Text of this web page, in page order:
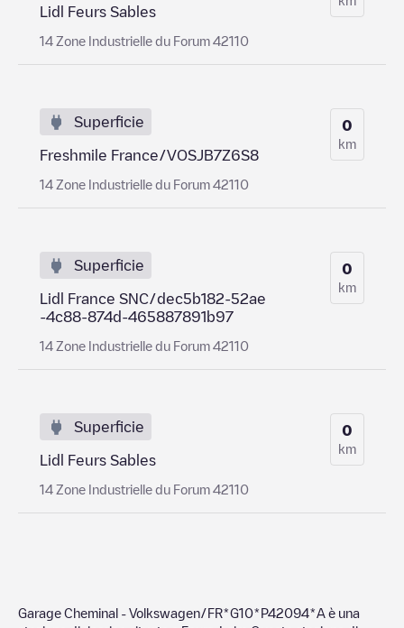
Lidl Feurs Sables
14 Zone Industrielle du Forum 42110
Superficie
Freshmile France/VOSJB7Z6S8
14 Zone Industrielle du Forum 42110
0
km
Superficie
Lidl France SNC/dec5b182-52ae
-4c88-874d-465887891b97
14 Zone Industrielle du Forum 42110
0
km
Superficie
Lidl Feurs Sables
14 Zone Industrielle du Forum 42110
0
km
Garage Cheminal - Volkswagen/FR*G10*P42094*A è una